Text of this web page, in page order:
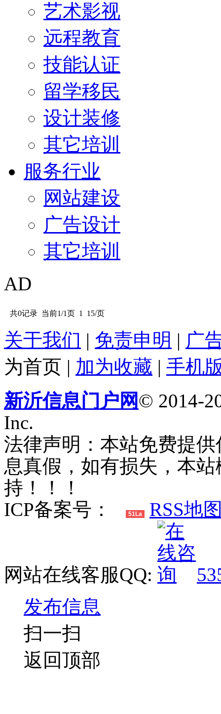
艺术影视
远程教育
技能认证
留学移民
设计装修
其它培训
服务行业
网站建设
广告设计
其它培训
AD
共0记录 当前1/1页 1 15/页
关于我们 | 免责申明 | 广
为首页 | 加为收藏 | 手机
新沂信息门户网© 2014-
Inc.
法律声明：本站免费提
息真假，如有损失，本
持！！！
ICP备案号：
51La RSS地
网站在线客服QQ:
发布信息
扫一扫
返回顶部